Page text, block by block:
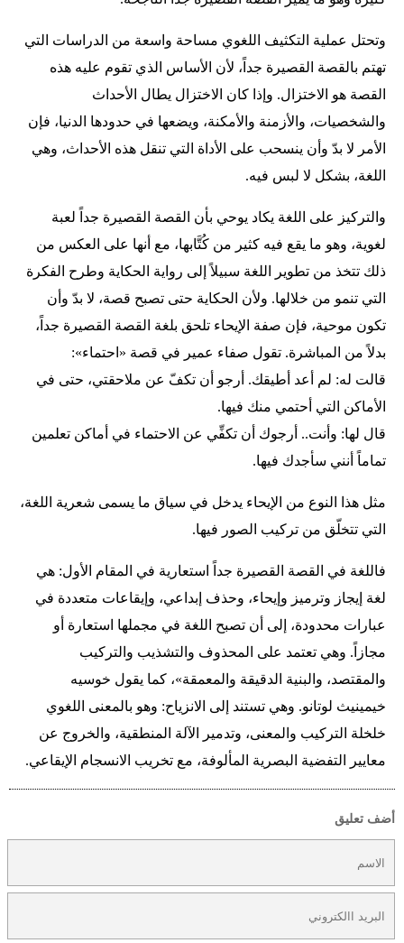
وتحتل عملية التكثيف اللغوي مساحة واسعة من الدراسات التي
تهتم بالقصة القصيرة جداً، لأن الأساس الذي تقوم عليه هذه
القصة هو الاختزال. وإذا كان الاختزال يطال الأحداث
والشخصيات، والأزمنة والأمكنة، ويضعها في حدودها الدنيا، فإن
الأمر لا بدّ وأن ينسحب على الأداة التي تنقل هذه الأحداث، وهي
اللغة، بشكل لا لبس فيه.
والتركيز على اللغة يكاد يوحي بأن القصة القصيرة جداً لعبة
لغوية، وهو ما يقع فيه كثير من كُتَّابها، مع أنها على العكس من
ذلك تتخذ من تطوير اللغة سبيلاً إلى رواية الحكاية وطرح الفكرة
التي تنمو من خلالها. ولأن الحكاية حتى تصبح قصة، لا بدّ وأن
تكون موحية، فإن صفة الإيحاء تلحق بلغة القصة القصيرة جداً،
بدلاً من المباشرة. تقول صفاء عمير في قصة «احتماء»:
قالت له: لم أعد أطيقك. أرجو أن تكفّ عن ملاحقتي، حتى في
الأماكن التي أحتمي منك فيها.
قال لها: وأنت.. أرجوك أن تكفِّي عن الاحتماء في أماكن تعلمين
تماماً أنني سأجدك فيها.
مثل هذا النوع من الإيحاء يدخل في سياق ما يسمى شعرية اللغة،
التي تتخلّق من تركيب الصور فيها.
فاللغة في القصة القصيرة جداً استعارية في المقام الأول: هي
لغة إيجاز وترميز وإيحاء، وحذف إبداعي، وإيقاعات متعددة في
عبارات محدودة، إلى أن تصبح اللغة في مجملها استعارة أو
مجازاً. وهي تعتمد على المحذوف والتشذيب والتركيب
والمقتصد، والبنية الدقيقة والمعمقة»، كما يقول خوسيه
خيمينيث لوتانو. وهي تستند إلى الانزياح: وهو بالمعنى اللغوي
خلخلة التركيب والمعنى، وتدمير الآلة المنطقية، والخروج عن
معايير التفضية البصرية المألوفة، مع تخريب الانسجام الإيقاعي.
أضف تعليق